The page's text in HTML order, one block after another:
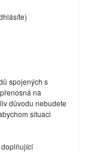
spojených s
na
důvodu nebudete
situaci
doplňující